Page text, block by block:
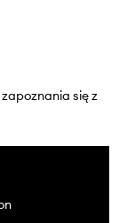
się z